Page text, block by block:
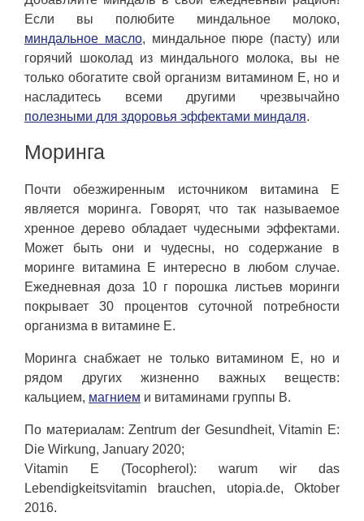
Если вы полюбите миндальное молоко,
миндальное масло, миндальное пюре (пасту) или
горячий шоколад из миндального молока, вы не
только обогатите свой организм витамином Е, но и
насладитесь всеми другими чрезвычайно
полезными для здоровья эффектами миндаля.
Моринга
Почти обезжиренным источником витамина Е
является моринга. Говорят, что так называемое
хренное дерево обладает чудесными эффектами.
Может быть они и чудесны, но содержание в
моринге витамина Е интересно в любом случае.
Ежедневная доза 10 г порошка листьев моринги
покрывает 30 процентов суточной потребности
организма в витамине Е.
Моринга снабжает не только витамином Е, но и
рядом других жизненно важных веществ:
кальцием, магнием и витаминами группы В.
По материалам: Zentrum der Gesundheit, Vitamin E:
Die Wirkung, January 2020;
Vitamin E (Tocopherol): warum wir das
Lebendigkeitsvitamin brauchen, utopia.de, Oktober
2016.